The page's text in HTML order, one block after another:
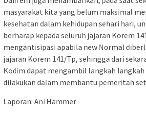
masyarakat kita yang belum maksimal
kesehatan dalam kehidupan sehari hari,
berharap kepada seluruh jajaran Korem
mengantisipasi apabila new Normal
jajaran Korem 141/Tp, sehingga dari
Kodim dapat mengambil langkah langkah
dilakukan dalam membantu pemeritah
Laporan: Ani Hammer